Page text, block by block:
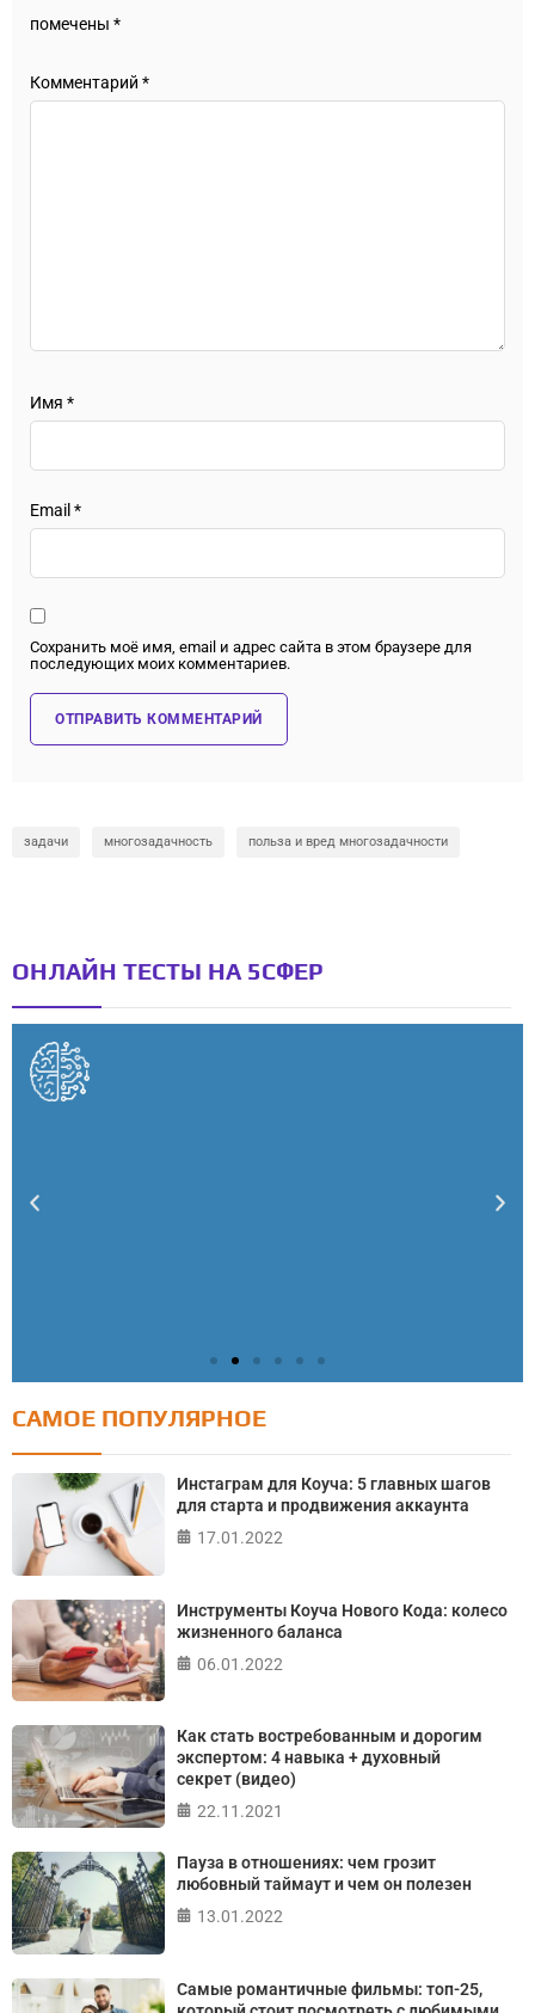
помечены *
Комментарий *
Имя *
Email *
Сохранить моё имя, email и адрес сайта в этом браузере для
последующих моих комментариев.
задачи многозадачность польза и вред многозадачности
ОНЛАЙН ТЕСТЫ НА 5СФЕР
Тест: Как я контролирую свою жизнь?
Онлайн тест на основе шкалы локуса контроля
Джулиана Роттера
САМОЕ ПОПУЛЯРНОЕ
Инстаграм для Коуча: 5 главных шагов
для старта и продвижения аккаунта
17.01.2022
Инструменты Коуча Нового Кода: колесо
жизненного баланса
06.01.2022
Как стать востребованным и дорогим
экспертом: 4 навыка + духовный
секрет (видео)
22.11.2021
Пауза в отношениях: чем грозит
любовный таймаут и чем он полезен
13.01.2022
Самые романтичные фильмы: топ-25,